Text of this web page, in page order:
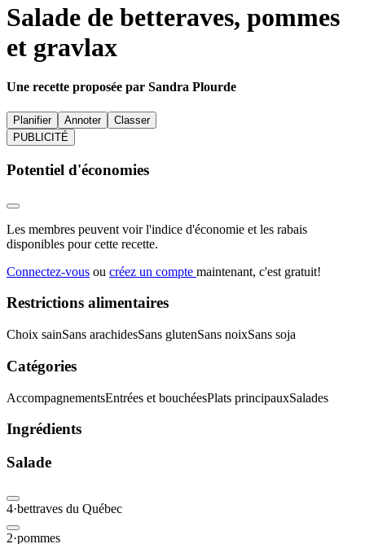
Salade de betteraves, pommes
et gravlax
Une recette proposée par Sandra Plourde
Planifier Annoter
Classer
PUBLICITÉ
Potentiel d'économies
Les membres peuvent voir l'indice d'économie et les rabais
disponibles pour cette recette.
Connectez-vous ou créez un compte maintenant, c'est gratuit!
Restrictions alimentaires
Choix sainSans arachidesSans glutenSans noixSans soja
Catégories
AccompagnementsEntrées et bouchéesPlats principauxSalades
Ingrédients
Salade
4·bettraves du Québec
2·pommes